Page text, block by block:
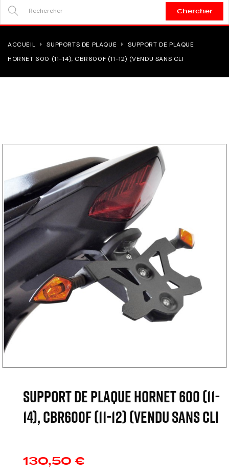
Chercher
ACCUEIL SUPPORTS DE PLAQUE
SUPPORT DE PLAQUE
HORNET 600 (11-14), CBR600F (11-12) (VENDU SANS CLI
SUPPORT DE PLAQUE HORNET 600 (11-
14), CBR600F (11-12) (vendu sans cli
130,50 €